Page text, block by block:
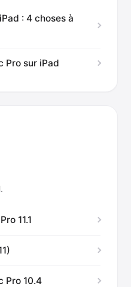
: 4 choses à
Pro sur iPad
11.1
Pro 10.4